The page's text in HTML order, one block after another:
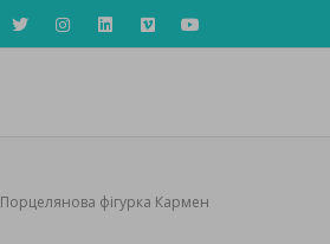
Порцелянова фігурка Кармен